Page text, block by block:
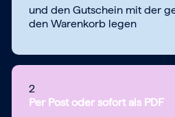
und den Gutschein mit der
den Warenkorb legen
2
Per Post oder sofort als PDF